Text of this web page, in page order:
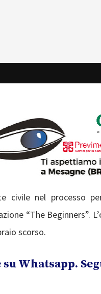
civile nel processo
“The Beginners”.
scorso.
su Whatsapp.